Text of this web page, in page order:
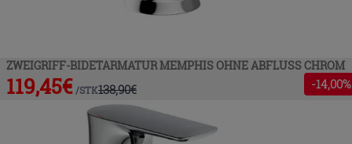
ZWEIGRIFF-BIDETARMATUR MEMPHIS OHNE ABFLUSS CHROM
119,45€ /STK138,90€ -14,00%